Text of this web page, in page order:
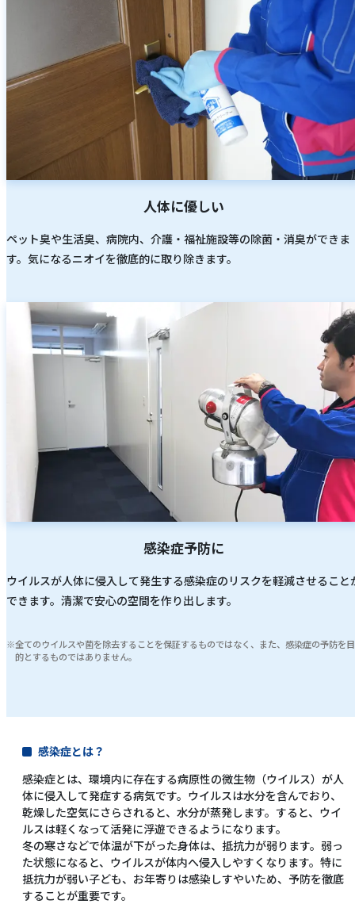
人体に優しい
ペット臭や生活臭、病院内、介護・福祉施設等の除菌・消臭ができま
す。気になるニオイを徹底的に取り除きます。
感染症予防に
ウイルスが人体に侵入して発生する感染症のリスクを軽減させること
できます。清潔で安心の空間を作り出します。
全てのウイルスや菌を除去することを保証するものではなく、また、感染症の予防を目
的とするものではありません。
感染症とは？
感染症とは、環境内に存在する病原性の微生物（ウイルス）が人
体に侵入して発症する病気です。ウイルスは水分を含んでおり、
乾燥した空気にさらされると、水分が蒸発します。すると、ウイ
ルスは軽くなって活発に浮遊できるようになります。
冬の寒さなどで体温が下がった身体は、抵抗力が弱ります。弱っ
た状態になると、ウイルスが体内へ侵入しやすくなります。特に
抵抗力が弱い子ども、お年寄りは感染しすやいため、予防を徹底
することが重要です。